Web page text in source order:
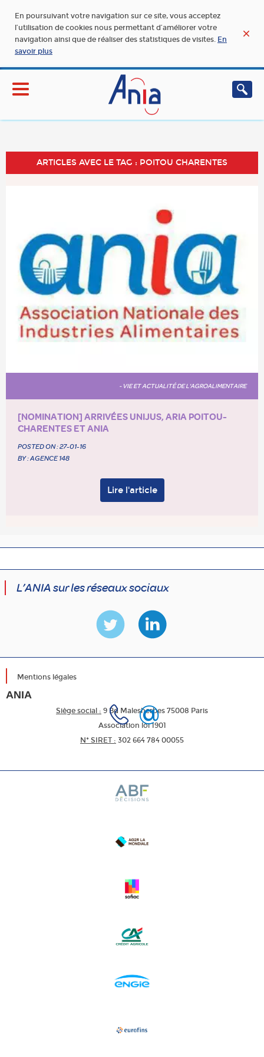
En poursuivant votre navigation sur ce site, vous acceptez
l’utilisation de cookies nous permettant d’améliorer votre
navigation ainsi que de réaliser des statistiques de visites. En
savoir plus
ARTICLES AVEC LE TAG : POITOU CHARENTES
- VIE ET ACTUALITÉ DE L'AGROALIMENTAIRE
[NOMINATION] ARRIVÉES UNIJUS, ARIA POITOU-
CHARENTES ET ANIA
POSTED ON :27-01-16
BY : AGENCE 148
Lire l'article
L’ANIA sur les réseaux sociaux
Mentions légales
ANIA
Siège social : 9 Bd Malesherbes 75008 Paris
Association loi 1901
N* SIRET : 302 664 784 00055